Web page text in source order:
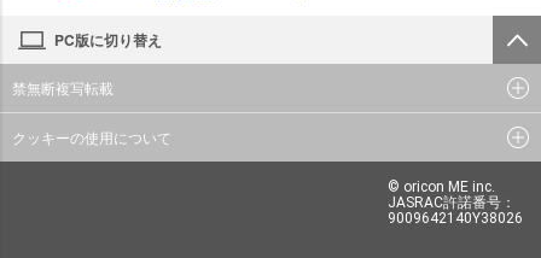
PC版に切り替え
禁無断複写転載
クッキーの使用について
© oricon ME inc.
JASRAC許諾番号：
9009642140Y38026